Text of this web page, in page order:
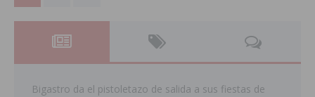
Bigastro da el pistoletazo de salida a sus fiestas de